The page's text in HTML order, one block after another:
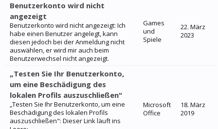
Benutzerkonto wird nicht
angezeigt
Benutzerkonto wird nicht angezeigt: Ich
habe einen Benutzer angelegt, kann
diesen jedoch bei der Anmeldung nicht
auswählen, er wird mir auch beim
Benutzerwechsel nicht angezeigt.
Games
und
Spiele
22. März
2023
„Testen Sie Ihr Benutzerkonto,
um eine Beschädigung des
lokalen Profils auszuschließen"
„Testen Sie Ihr Benutzerkonto, um eine
Beschädigung des lokalen Profils
auszuschließen": Dieser Link läuft ins
Microsoft
Office
18. März
2019